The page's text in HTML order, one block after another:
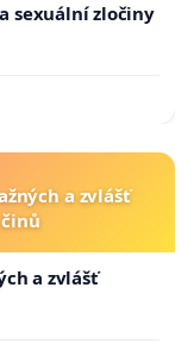
sexuální zločiny
a zvlášť
a zvlášť